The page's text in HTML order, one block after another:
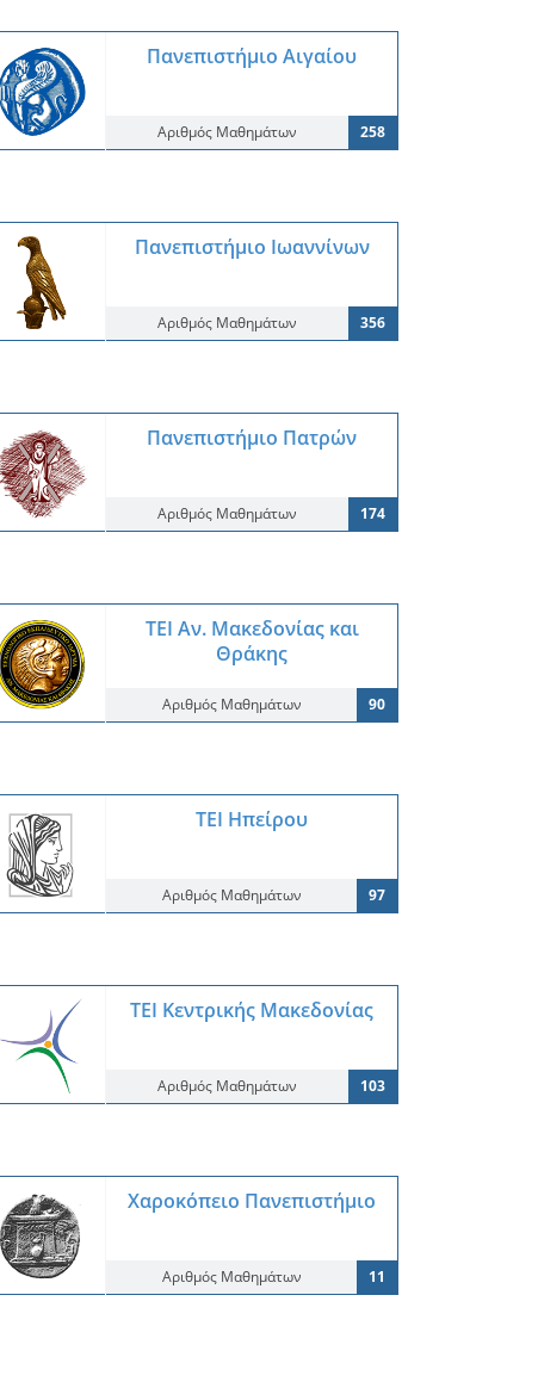
Πανεπιστήμιο Αιγαίου
Αριθμός Μαθημάτων 258
Πανεπιστήμιο Ιωαννίνων
Αριθμός Μαθημάτων 356
Πανεπιστήμιο Πατρών
Αριθμός Μαθημάτων 174
ΤΕΙ Αν. Μακεδονίας και
Θράκης
Αριθμός Μαθημάτων 90
ΤΕΙ Ηπείρου
Αριθμός Μαθημάτων 97
ΤΕΙ Κεντρικής Μακεδονίας
Αριθμός Μαθημάτων 103
Χαροκόπειο Πανεπιστήμιο
Αριθμός Μαθημάτων 11